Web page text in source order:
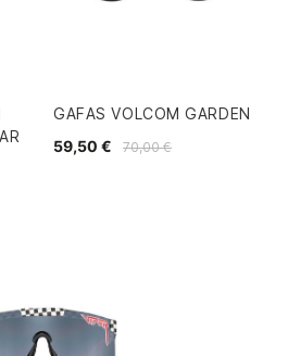
GAFAS VOLCOM GARDEN
70,00 €
59,50 €